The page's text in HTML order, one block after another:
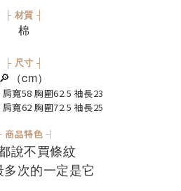
├ 材質 ┤
棉
├ 尺寸 ┤
🔎（cm）
寬58 胸圍62.5 袖長23
寬62 胸圍72.5 袖長25
商品特色 ┤
說不買條紋
次的一定是它